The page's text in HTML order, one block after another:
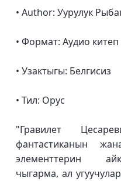
• Author: Уурулук
• Формат: Аудио китеп
• Узактыгы: Белгисиз
• Тил: Орус
"Гравилет
фантастиканын
элементтерин
чыгарма, ал